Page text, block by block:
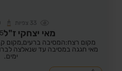
33 צפיות
מאי יצחקי ז"ל
מקום רצח:המסיבה ברעים,מקום
מאי חגגה במסיבה עד שנאלצה
ימים.